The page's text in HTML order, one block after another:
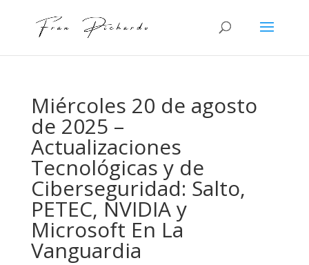
Miércoles 20 de agosto
de 2025 –
Actualizaciones
Tecnológicas y de
Ciberseguridad: Salto,
PETEC, NVIDIA y
Microsoft En La
Vanguardia